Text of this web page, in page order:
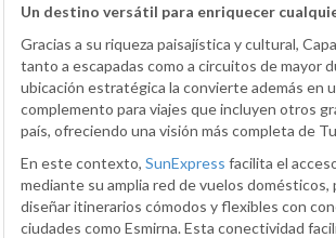
Un destino versátil para enriquecer
Gracias a su riqueza paisajística y cultural,
tanto a escapadas como a circuitos de mayor
ubicación estratégica la convierte además en
complemento para viajes que incluyen otros
país, ofreciendo una visión más completa de
En este contexto, SunExpress facilita el
mediante su amplia red de vuelos domésticos,
diseñar itinerarios cómodos y flexibles con
ciudades como Esmirna. Esta conectividad